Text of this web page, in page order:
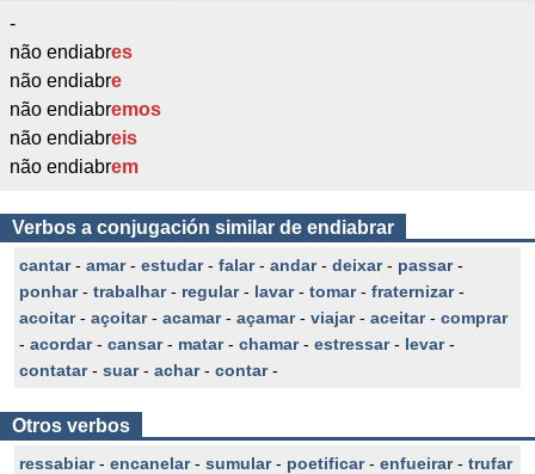
-
não endiabres
não endiabre
não endiabremos
não endiabreis
não endiabrem
Verbos a conjugación similar de endiabrar
cantar- amar- estudar- falar- andar- deixar- passar-
ponhar- trabalhar- regular- lavar- tomar- fraternizar-
acoitar- açoitar- acamar- açamar- viajar- aceitar- comprar
- acordar- cansar- matar- chamar- estressar- levar-
contatar- suar- achar- contar-
Otros verbos
ressabiar- encanelar- sumular- poetificar- enfueirar- trufar